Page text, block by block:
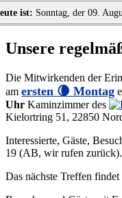
ist: Sonntag, der 09.
Unsere
Die Mitwirkenden der
am ersten 🌘 Montag
Uhr Kaminzimmer des
Kielortring 51, 22850
Interessierte, Gäste,
19 (AB, wir rufen zurück).
Das nächste Treffen findet